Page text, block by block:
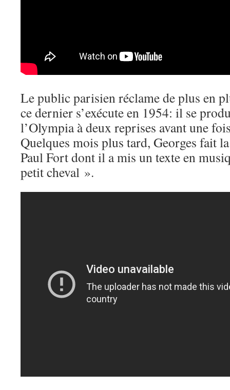
Le public parisien réclame de plus en
ce dernier s’exécute en 1954: il se
l’Olympia à deux reprises avant une
Quelques mois plus tard, Georges fait
Paul Fort dont il a mis un texte en
petit cheval ».